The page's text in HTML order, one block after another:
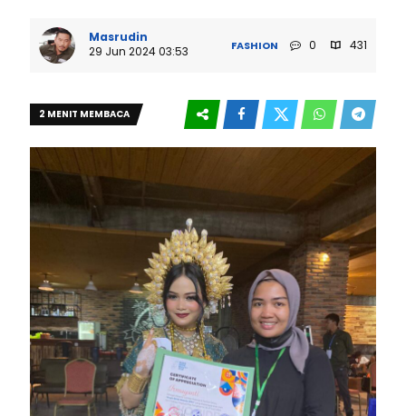
Masrudin
29 Jun 2024 03:53
FASHION 0 431
2 MENIT MEMBACA